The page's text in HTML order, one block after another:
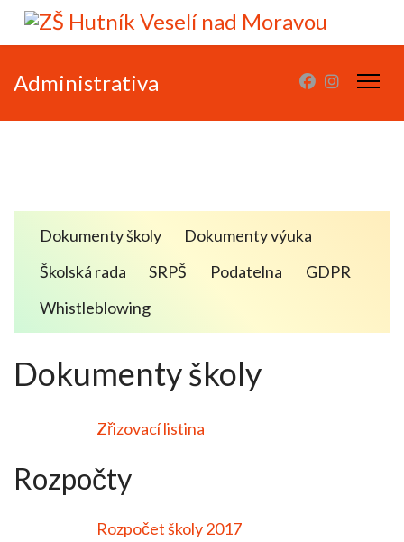
Administrativa
Dokumenty školy
Dokumenty výuka
Školská rada
SRPŠ Podatelna
GDPR
Whistleblowing
Dokumenty školy
Zřizovací listina
Rozpočty
Rozpočet školy 2017